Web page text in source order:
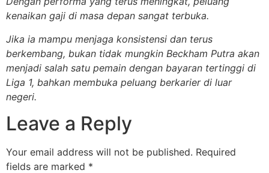
kenaikan gaji di masa depan sangat terbuka.
Jika ia mampu menjaga konsistensi dan terus
berkembang, bukan tidak mungkin Beckham Putra akan
menjadi salah satu pemain dengan bayaran tertinggi di
Liga 1, bahkan membuka peluang berkarier di luar
negeri.
Leave a Reply
Your email address will not be published. Required
fields are marked *